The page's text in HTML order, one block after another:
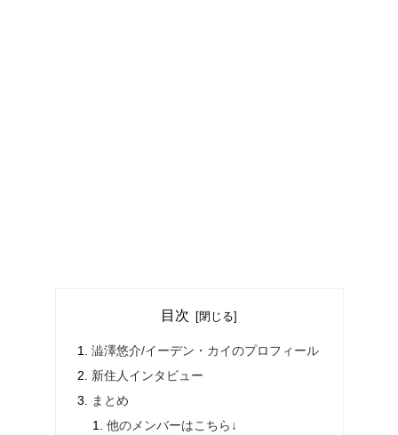
目次
澁澤悠介/イーデン・カイのプロフィール
新住人インタビュー
まとめ
他のメンバーはこちら↓